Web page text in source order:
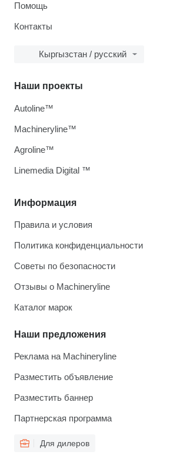
Помощь
Контакты
Кыргызстан / русский
Информация
Правила и условия
Политика конфиденциальности
Советы по безопасности
Отзывы о Machineryline
Каталог марок
Наши предложения
Реклама на Machineryline
Разместить объявление
Разместить баннер
Партнерская программа
Для дилеров
Наши проекты
Autoline™
Machineryline™
Agroline™
Linemedia Digital ™